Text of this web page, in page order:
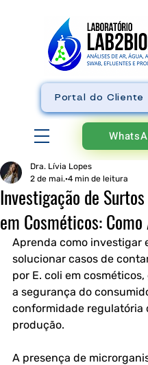
Portal do Cliente
Investigação de
em Cosméticos:
Dra. Lívia Lopes
2 de mai. 4 min de leitura
Aprenda como investigar
solucionar casos de
por E. coli em
a segurança do
conformidade regulatória
produção.
A presença de